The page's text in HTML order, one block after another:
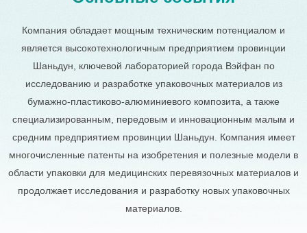
Компания обладает мощным техническим потенциалом и
является высокотехнологичным предприятием провинции
Шаньдун, ключевой лабораторией города Вэйфан по
исследованию и разработке упаковочных материалов из
бумажно-пластиково-алюминиевого композита, а также
специализированным, передовым и инновационным малым и
средним предприятием провинции Шаньдун. Компания имеет
многочисленные патенты на изобретения и полезные модели в
области упаковки для медицинских перевязочных материалов и
продолжает исследования и разработку новых упаковочных
материалов.